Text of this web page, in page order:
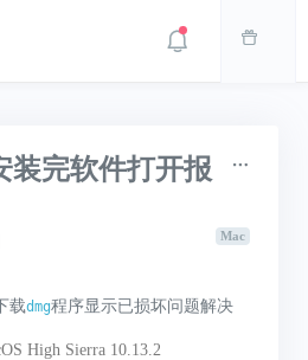
装完软件打开报
Mac
载dmg程序显示已损坏问题解决
High Sierra 10.13.2